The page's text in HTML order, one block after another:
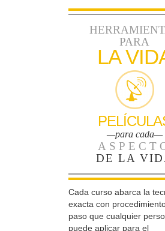
PARA
LA
—para cada—
DE LA
Cada curso abarca la
exacta con
paso que cualquier
puede aplicar para el